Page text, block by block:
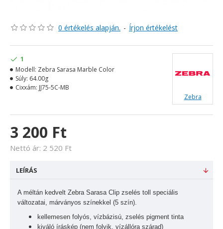
0 értékelés alapján. - Írjon értékelést
3 200 Ft
Nettó ár: 2 520 Ft
1
Modell: Zebra Sarasa Marble Color
Súly: 64.00g
Cixxám: JJ75-5C-MB
Zebra
LEÍRÁS
A méltán kedvelt Zebra Sarasa Clip zselés toll speciális
változatai, márványos színekkel (5 szín).
kellemesen folyós, vízbázisú, zselés pigment tinta
kiváló íráskép (nem folyik, vízállóra szárad)